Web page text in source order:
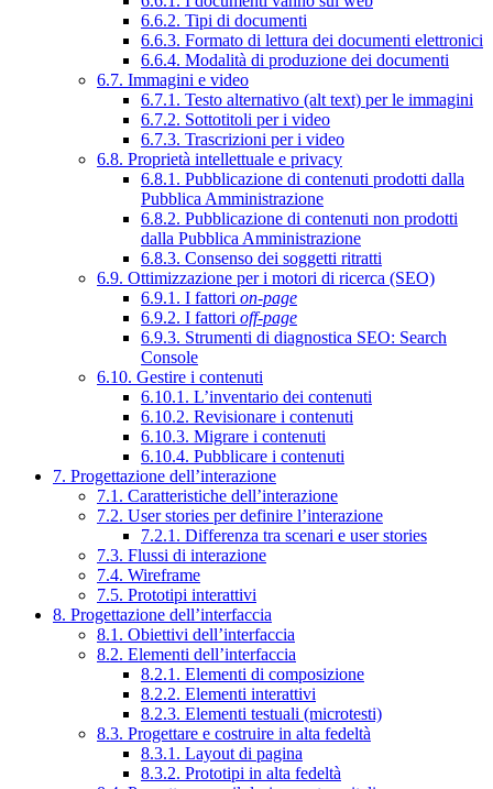
6.6.2. Tipi di documenti
6.6.3. Formato di lettura dei documenti elettronici
6.6.4. Modalità di produzione dei documenti
6.7. Immagini e video
6.7.1. Testo alternativo (alt text) per le immagini
6.7.2. Sottotitoli per i video
6.7.3. Trascrizioni per i video
6.8. Proprietà intellettuale e privacy
6.8.1. Pubblicazione di contenuti prodotti dalla
Pubblica Amministrazione
6.8.2. Pubblicazione di contenuti non prodotti
dalla Pubblica Amministrazione
6.8.3. Consenso dei soggetti ritratti
6.9. Ottimizzazione per i motori di ricerca (SEO)
6.9.1. I fattori on-page
6.9.2. I fattori off-page
6.9.3. Strumenti di diagnostica SEO: Search
Console
6.10. Gestire i contenuti
6.10.1. L’inventario dei contenuti
6.10.2. Revisionare i contenuti
6.10.3. Migrare i contenuti
6.10.4. Pubblicare i contenuti
7. Progettazione dell’interazione
7.1. Caratteristiche dell’interazione
7.2. User stories per definire l’interazione
7.2.1. Differenza tra scenari e user stories
7.3. Flussi di interazione
7.4. Wireframe
7.5. Prototipi interattivi
8. Progettazione dell’interfaccia
8.1. Obiettivi dell’interfaccia
8.2. Elementi dell’interfaccia
8.2.1. Elementi di composizione
8.2.2. Elementi interattivi
8.2.3. Elementi testuali (microtesti)
8.3. Progettare e costruire in alta fedeltà
8.3.1. Layout di pagina
8.3.2. Prototipi in alta fedeltà